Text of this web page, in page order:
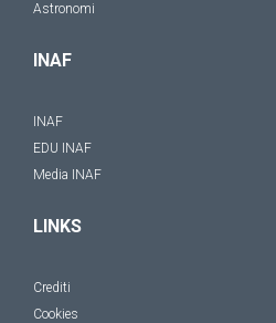
Astronomi
INAF
INAF
EDU INAF
Media INAF
LINKS
Crediti
Cookies